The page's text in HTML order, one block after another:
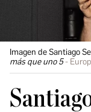
Imagen de Santiago
más que uno 5